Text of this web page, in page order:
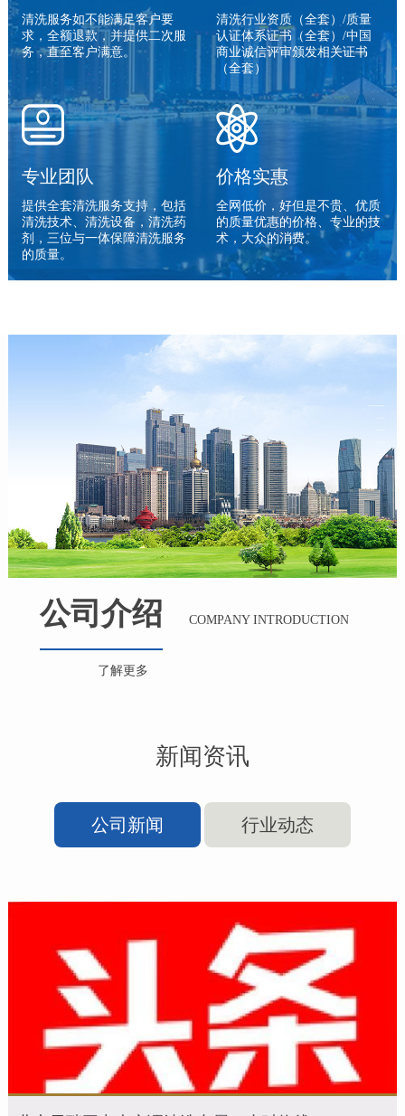
清洗服务如不能满足客户要
求，全额退款，并提供二次服
务，直至客户满意。
清洗行业资质（全套）/质量
认证体系证书（全套）/中国
商业诚信评审颁发相关证书
（全套）
专业团队
提供全套清洗服务支持，包括
清洗技术、清洗设备，清洗药
剂，三位与一体保障清洗服务
的质量。
价格实惠
全网低价，好但是不贵、优质
的质量优惠的价格、专业的技
术，大众的消费。
公司介绍 COMPANY INTRODUCTION
了解更多
新闻资讯
公司新闻 行业动态